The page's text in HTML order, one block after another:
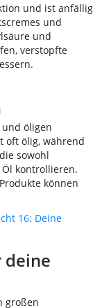
und ist anfällig
und
und
verstopfte
öligen
oft ölig, während
sowohl
kontrollieren.
können
16: Deine
deine
großen